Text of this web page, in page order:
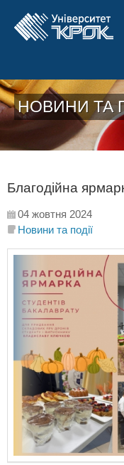
НОВИНИ ТА
Благодійна
04 жовтня 2024
Новини та події